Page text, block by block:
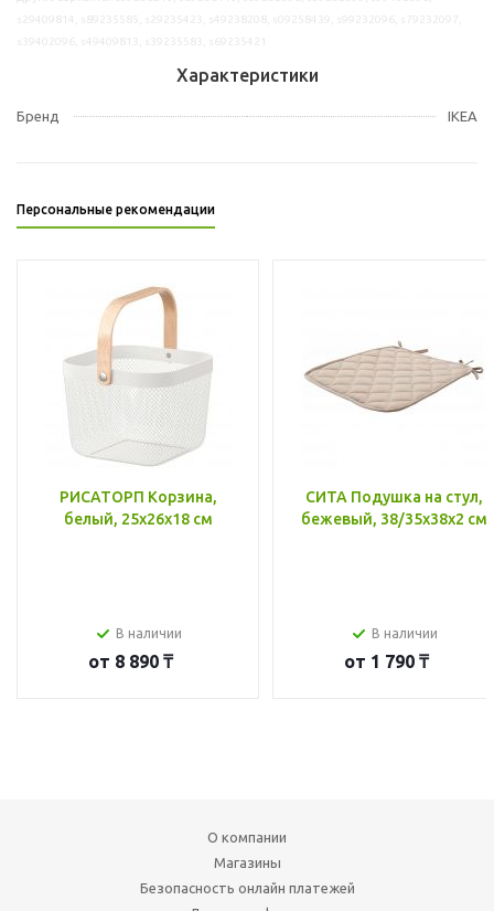
Характеристики
Бренд IKEA
Персональные рекомендации
РИСАТОРП Корзина,
белый, 25x26x18 см
В наличии
от 8 890 ₸
СИТА Подушка на стул,
бежевый, 38/35x38x2 см
В наличии
от 1 790 ₸
О компании
Магазины
Безопасность онлайн платежей